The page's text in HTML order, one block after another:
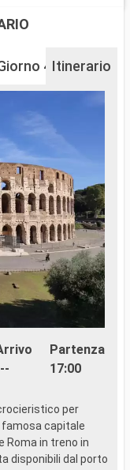
4 Giorno 5
Itinerario
Partenza
17:00
per
famosa capitale
Roma in treno in
disponibili dal porto